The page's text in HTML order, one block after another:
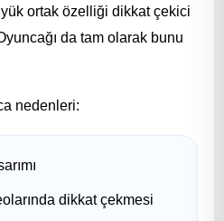
ortak özelliği dikkat çekici
da tam olarak bunu
nedenleri:
dikkat çekmesi